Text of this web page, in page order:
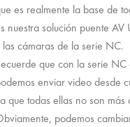
es realmente la base de
nuestra solución puente AV
las cámaras de la serie NC.
que con la serie NC
enviar video desde
que todas ellas no son
podemos